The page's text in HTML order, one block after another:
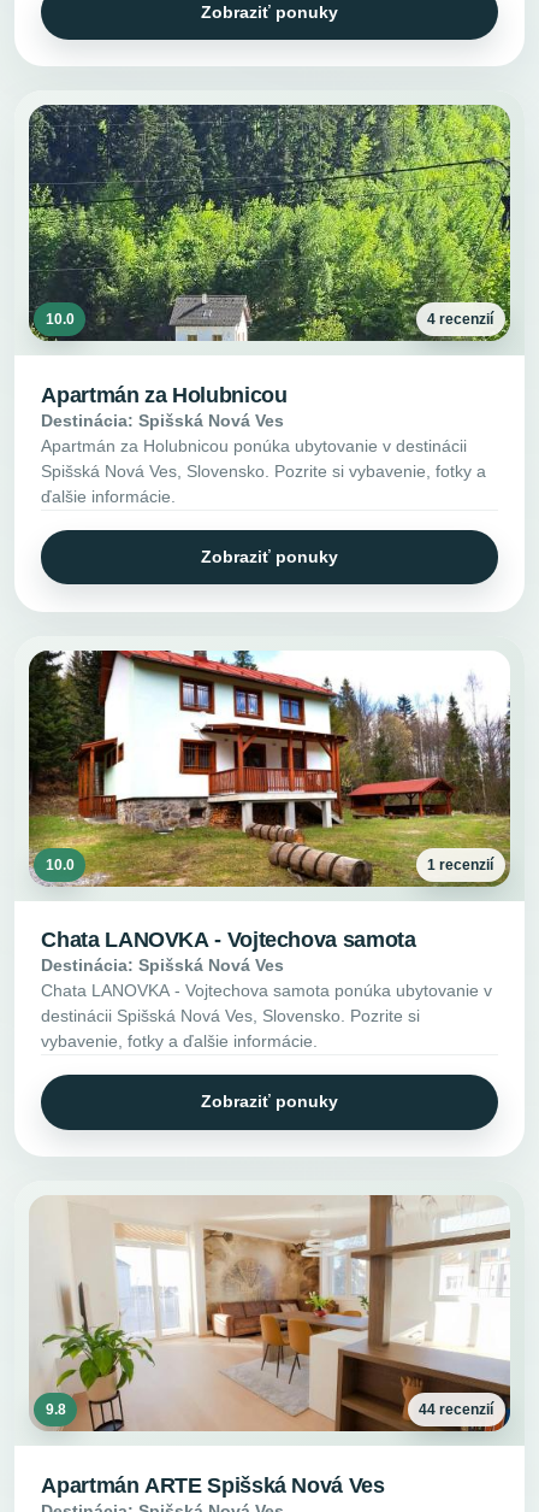
Zobraziť ponuky
10.0 4 recenzií
Apartmán za Holubnicou
Destinácia: Spišská Nová Ves
Apartmán za Holubnicou ponúka ubytovanie v destinácii
Spišská Nová Ves, Slovensko. Pozrite si vybavenie, fotky a
ďalšie informácie.
Zobraziť ponuky
10.0 1 recenzií
Chata LANOVKA - Vojtechova samota
Destinácia: Spišská Nová Ves
Chata LANOVKA - Vojtechova samota ponúka ubytovanie v
destinácii Spišská Nová Ves, Slovensko. Pozrite si
vybavenie, fotky a ďalšie informácie.
Zobraziť ponuky
9.8 44 recenzií
Apartmán ARTE Spišská Nová Ves